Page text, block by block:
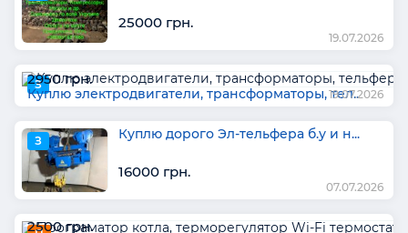
25000 грн.
19.07.2026
З
Куплю электродвигатели, трансформаторы, тел..
2950 грн.
19.07.2026
З Куплю дорого Эл-тельфера б.у и н...
16000 грн.
07.07.2026
2500 грн.